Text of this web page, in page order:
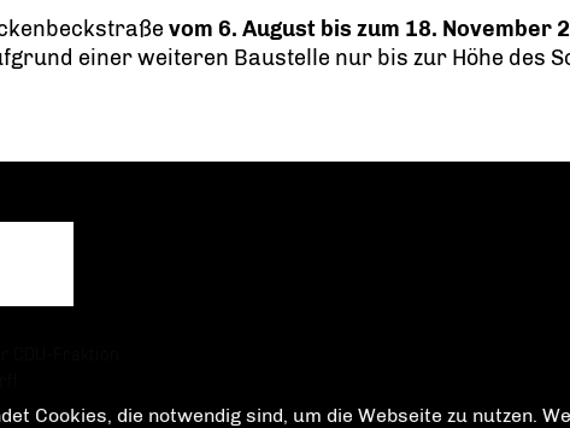
vom 6. August bis zum 18. November
einer weiteren Baustelle nur bis zur Höhe des
Cookies, die notwendig sind, um die Webseite zu nutzen.